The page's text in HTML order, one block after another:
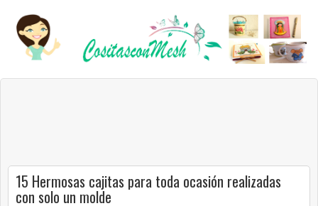
15 Hermosas cajitas para toda ocasión realizadas
con solo un molde